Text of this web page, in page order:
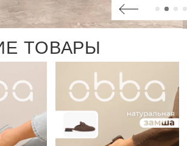
ТОВАРЫ